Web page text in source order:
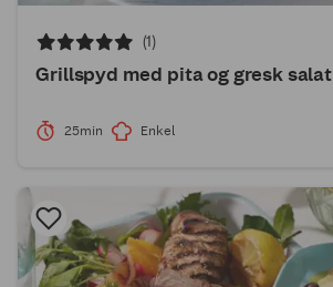
(1)
Grillspyd med pita og gresk salat
25min Enkel